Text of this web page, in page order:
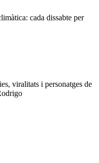
cada dissabte per
viralitats i personatges de